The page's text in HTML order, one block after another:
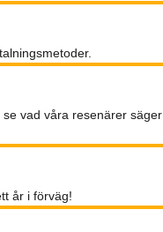
se vad våra resenärer säger
år i förväg!